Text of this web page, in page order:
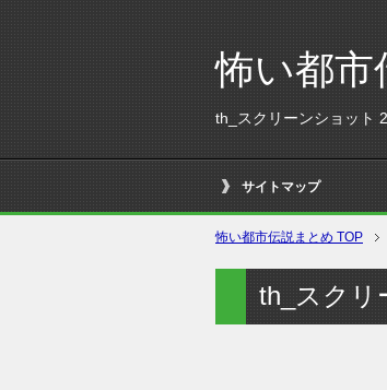
怖い都市
th_スクリーンショット
サイトマップ
怖い都市伝説まとめ TOP
th_スクリ